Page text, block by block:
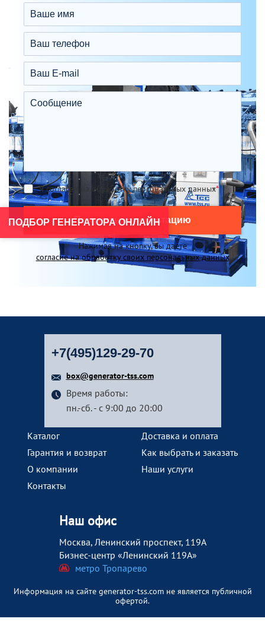
Я согласен на обработку персональных данных*
Получить консультацию
Нажимая на кнопку, вы даете
согласие на обработку своих персональных данных
+7(495)129-29-70
box@generator-tss.com
Время работы:
пн.-сб. - с 9:00 до 20:00
Каталог
Доставка и оплата
Гарантия и возврат
Как выбрать и заказать
О компании
Наши услуги
Контакты
Наш офис
Москва, Ленинский проспект, 119А
Бизнес-центр «Ленинский 119А»
метро Тропарево
Информация на сайте generator-tss.com не является публичной
офертой.
ПОДБОР ГЕНЕРАТОРА ОНЛАЙН